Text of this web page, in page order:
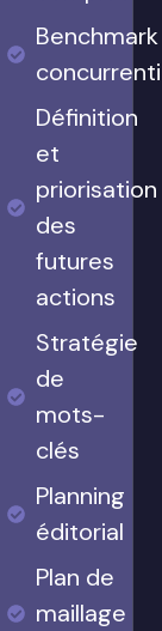
Benchmark
Définition
et
priorisation
des
futures
actions
Stratégie
de
mots-
clés
Planning
éditorial
Plan de
maillage